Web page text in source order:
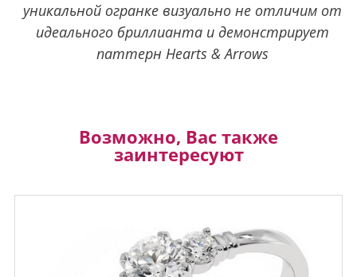
уникальной огранке визуально не отличим от
идеального бриллианта и демонстрирует
паттерн Hearts & Arrows
Возможно, Вас также
заинтересуют